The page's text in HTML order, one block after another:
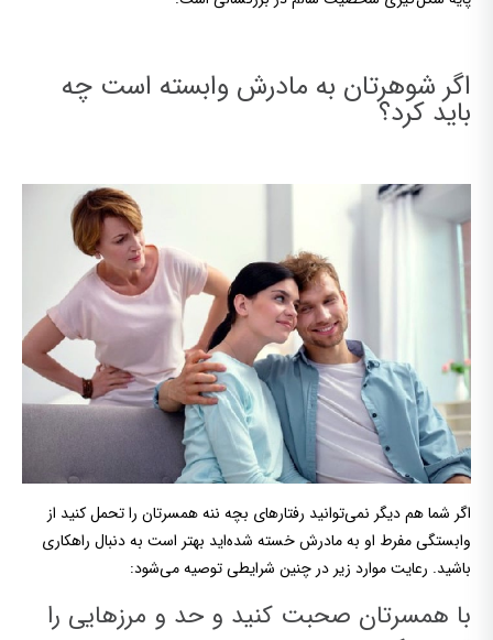
اگر شوهرتان به مادرش وابسته است چه
باید کرد؟
اگر شما هم دیگر نمی‌توانید رفتارهای بچه ننه همسرتان را تحمل کنید از
وابستگی مفرط او به مادرش خسته شده‌اید بهتر است به دنبال راهکاری
باشید. رعایت موارد زیر در چنین شرایطی توصیه می‌شود:
با همسرتان صحبت کنید و حد و مرزهایی را